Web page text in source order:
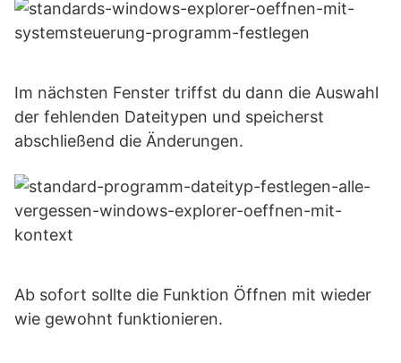
Im nächsten Fenster triffst du dann die Auswahl
der fehlenden Dateitypen und speicherst
abschließend die Änderungen.
Ab sofort sollte die Funktion Öffnen mit wieder
wie gewohnt funktionieren.